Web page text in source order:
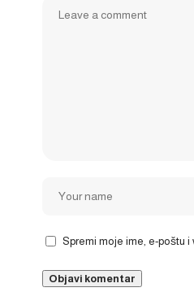
Spremi moje ime, e-poštu